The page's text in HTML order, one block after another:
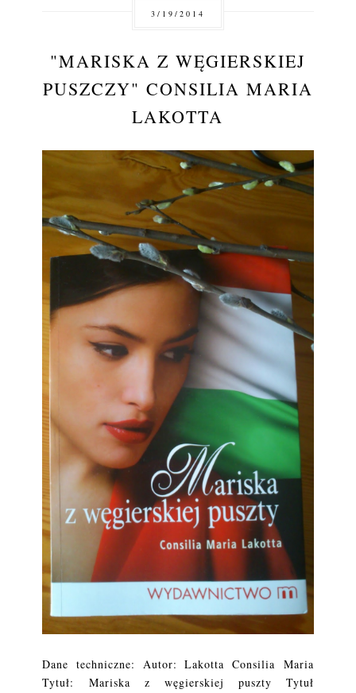
3/19/2014
"MARISKA Z WĘGIERSKIEJ
PUSZCZY" CONSILIA MARIA
LAKOTTA
Dane techniczne: Autor: Lakotta Consilia Maria
Tytuł: Mariska z węgierskiej puszty Tytuł